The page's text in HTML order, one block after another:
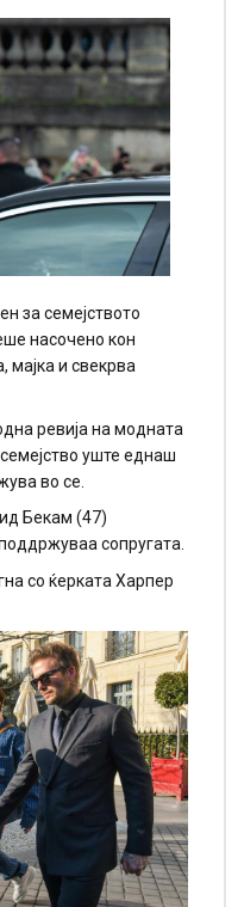
за семејството
насочено кон
мајка и свекрва
ревија на модната
уште еднаш
во се.
Бекам (47)
сопругата.
со ќерката Харпер